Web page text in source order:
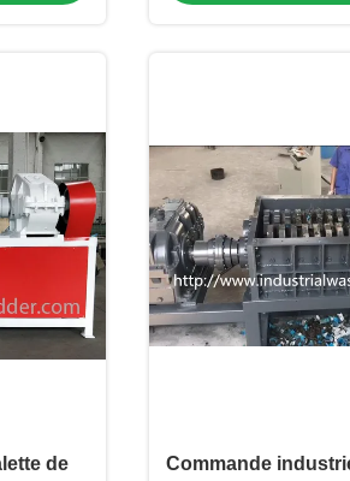
de
Commande